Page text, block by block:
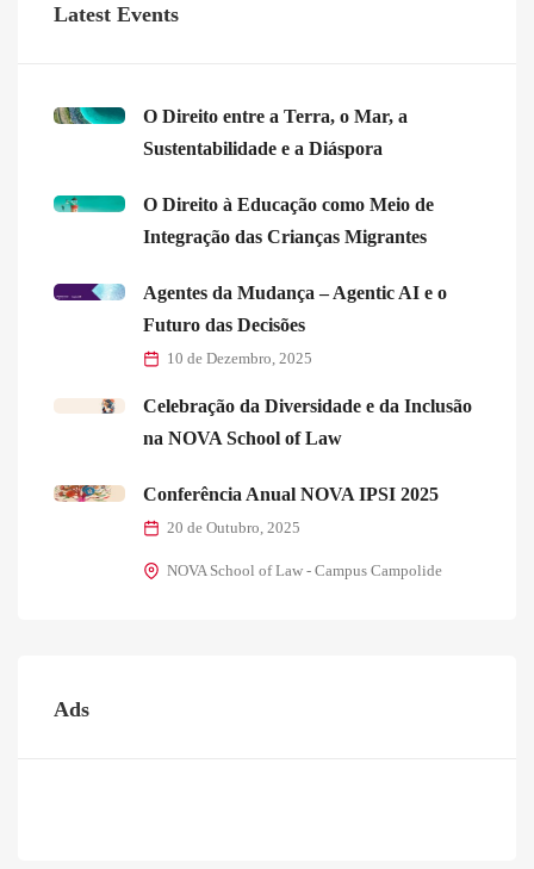
Latest Events
O Direito entre a Terra, o Mar, a
Sustentabilidade e a Diáspora
O Direito à Educação como Meio de
Integração das Crianças Migrantes
Agentes da Mudança – Agentic AI e o
Futuro das Decisões
10 de Dezembro, 2025
Celebração da Diversidade e da Inclusão
na NOVA School of Law
Conferência Anual NOVA IPSI 2025
20 de Outubro, 2025
NOVA School of Law - Campus Campolide
Ads